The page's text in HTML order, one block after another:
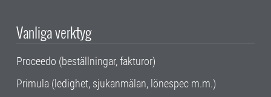
Vanliga verktyg
Proceedo (beställningar, fakturor)
Primula (ledighet, sjukanmälan, lönespec m.m.)